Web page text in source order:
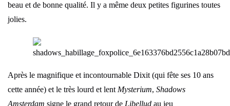
beau et de bonne qualité. Il y a même deux petites figurines toutes
jolies.
Après le magnifique et incontournable Dixit (qui fête ses 10 ans
cette année) et le très lourd et lent Mysterium, Shadows
Amsterdam signe le grand retour de Libellud au jeu